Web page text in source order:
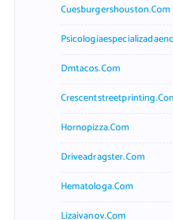
Cuesburgershouston.com
Dmtacos.com
Hornopizza.com
Driveadragster.com
Hematologa.com
Lizaivanov.com